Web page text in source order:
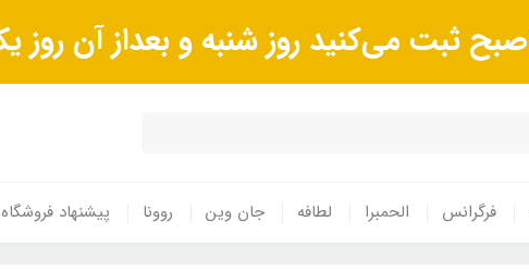
فرگرانس الحمبرا لطافه جان وین روونا پیشنهاد فروشگاه